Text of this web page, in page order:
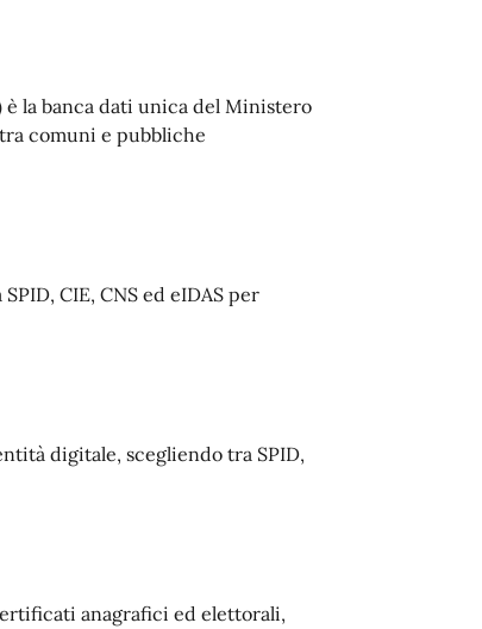
è la banca dati unica del Ministero
comuni e pubbliche
CIE, CNS ed eIDAS per
digitale, scegliendo tra SPID,
anagrafici ed elettorali,